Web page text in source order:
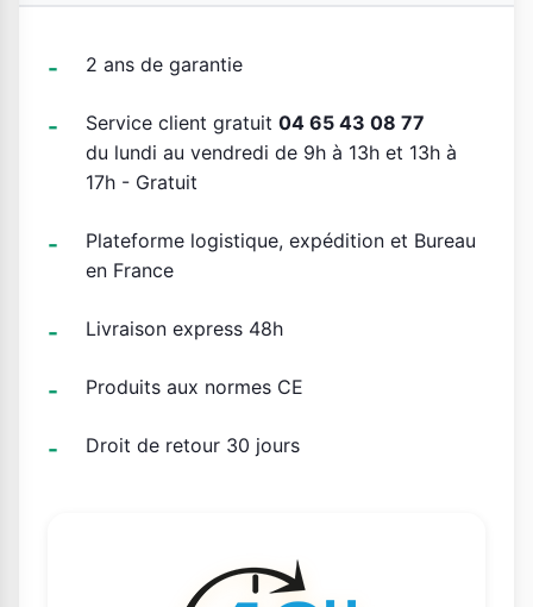
2 ans de garantie
Service client gratuit 04 65 43 08 77
du lundi au vendredi de 9h à 13h et 13h à
17h - Gratuit
Plateforme logistique, expédition et Bureau
en France
Livraison express 48h
Produits aux normes CE
Droit de retour 30 jours